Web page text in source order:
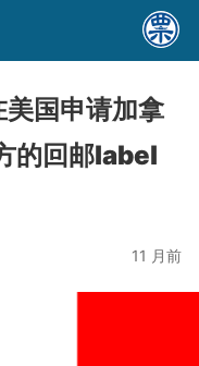
国申请加拿
的回邮label
11 月前